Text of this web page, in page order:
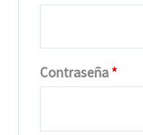
Contraseña *